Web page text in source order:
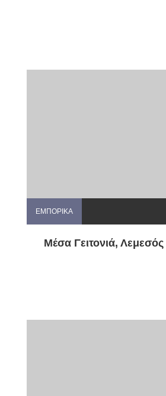
ΕΜΠΟΡΙΚΆ
Μέσα Γειτονιά,